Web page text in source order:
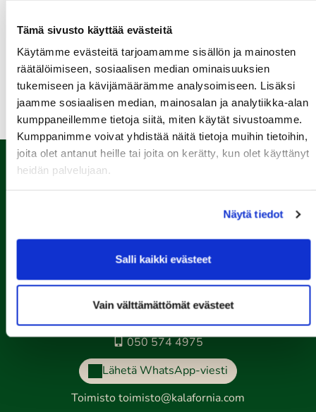
Tämä sivusto käyttää evästeitä
Käytämme evästeitä tarjoamamme sisällön ja mainosten
räätälöimiseen, sosiaalisen median ominaisuuksien
tukemiseen ja kävijämäärämme analysoimiseen. Lisäksi
jaamme sosiaalisen median, mainosalan ja analytiikka-alan
kumppaneillemme tietoja siitä, miten käytät sivustoamme.
Kumppanimme voivat yhdistää näitä tietoja muihin tietoihin,
joita olet antanut heille tai joita on kerätty, kun olet käyttänyt
heidän palvelujaan.
Näytä tiedot
Salli kaikki evästeet
Vain välttämättömät evästeet
13.08.
Seuraottelu SHG-PGK
Kaikki tapahtumat >>
Porin Golfkerho ry
Kalaforniantie 178, 28100 Pori
caddie-master@kalafornia.com
050 574 4975
Lähetä WhatsApp-viesti
Toimisto toimisto@kalafornia.com